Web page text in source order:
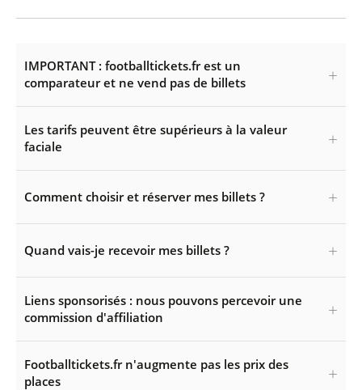
IMPORTANT : footballtickets.fr est un
comparateur et ne vend pas de billets
Les tarifs peuvent être supérieurs à la valeur
faciale
Comment choisir et réserver mes billets ?
Quand vais-je recevoir mes billets ?
Liens sponsorisés : nous pouvons percevoir une
commission d'affiliation
Footballtickets.fr n'augmente pas les prix des
places